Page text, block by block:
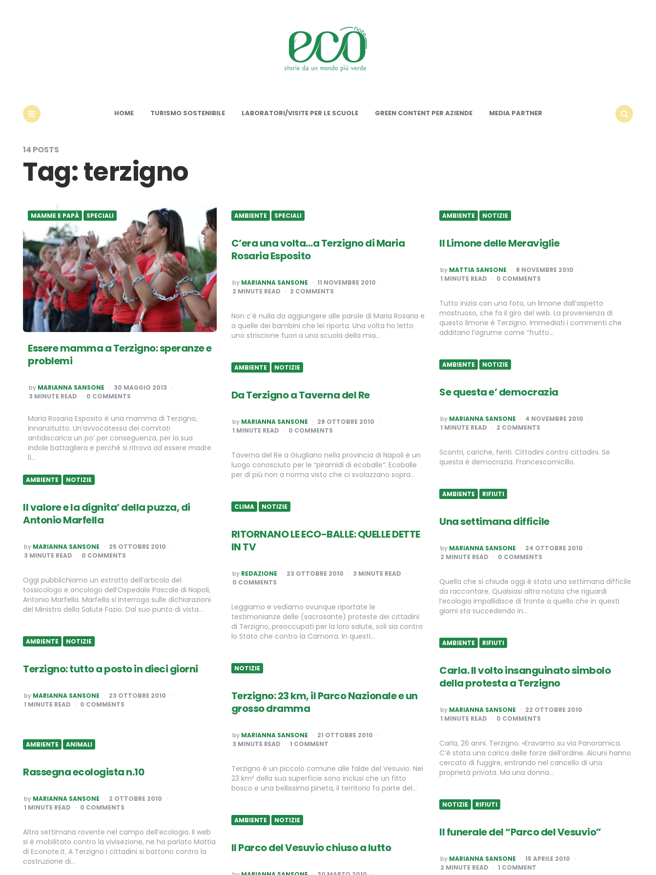
HOME TURISMO SOSTENIBILE LABORATORI/VISITE PER LE SCUOLE GREEN CONTENT PER AZIENDE
MEDIA PARTNER
14 POSTS
Tag:terzigno
MAMME E PAPÀ SPECIALI
Essere mamma a Terzigno: speranze e
problemi
POSTED
BY
by MARIANNA SANSONE
30 MAGGIO 2013
3 MINUTE READ 0 COMMENTS
Maria Rosaria Esposito è una mamma di Terzigno,
innanzitutto. Un’avvocatessa dei comitati
antidiscarica un po’ per conseguenza, per la sua
indole battagliera e perché si ritrova ad essere madre
lì…
AMBIENTE SPECIALI
C’era una volta…a Terzigno di Maria
Rosaria Esposito
POSTED
BY
by MARIANNA SANSONE
11 NOVEMBRE 2010
2 MINUTE READ 2 COMMENTS
Non c’è nulla da aggiungere alle parole di Maria Rosaria e
a quelle dei bambini che lei riporta. Una volta ho letto
uno striscione fuori a una scuola della mia…
AMBIENTE NOTIZIE
Il Limone delle Meraviglie
POSTED
BY
by MATTIA SANSONE
8 NOVEMBRE 2010
1 MINUTE READ 0 COMMENTS
Tutto inizia con una foto, un limone dall’aspetto
mostruoso, che fa il giro del web. La provenienza di
questo limone è Terzigno. Immediati i commenti che
additano l’agrume come “frutto…
AMBIENTE NOTIZIE
Se questa e’ democrazia
POSTED
BY
by MARIANNA SANSONE
4 NOVEMBRE 2010
1 MINUTE READ 2 COMMENTS
Scontri, cariche, feriti. Cittadini contro cittadini. Se
questa è democrazia. Francescomicillo.
AMBIENTE NOTIZIE
Da Terzigno a Taverna del Re
POSTED
BY
by MARIANNA SANSONE
28 OTTOBRE 2010
1 MINUTE READ 0 COMMENTS
Taverna del Re a Giugliano nella provincia di Napoli è un
luogo conosciuto per le “piramidi di ecoballe“. Ecoballe
per di più non a norma visto che ci svolazzano sopra…
AMBIENTE NOTIZIE
Il valore e la dignita’ della puzza, di
Antonio Marfella
POSTED
BY
by MARIANNA SANSONE
25 OTTOBRE 2010
3 MINUTE READ 0 COMMENTS
Oggi pubblichiamo un estratto dell’articolo del
tossicologo e oncologo dell’Ospedale Pascale di Napoli,
Antonio Marfella. Marfella si interroga sulle dichiarazioni
del Ministro della Salute Fazio. Dal suo punto di vista…
AMBIENTE RIFIUTI
Una settimana difficile
POSTED
BY
by MARIANNA SANSONE
24 OTTOBRE 2010
2 MINUTE READ 0 COMMENTS
Quella che si chiude oggi è stata una settimana difficile
da raccontare. Qualsiasi altra notizia che riguardi
l’ecologia impallidisce di fronte a quello che in questi
giorni sta succedendo in…
CLIMA NOTIZIE
RITORNANO LE ECO-BALLE: QUELLE DETTE
IN TV
POSTED
BY
by REDAZIONE 23 OTTOBRE 2010 3 MINUTE READ
0 COMMENTS
Leggiamo e vediamo ovunque riportate le
testimonianze delle (sacrosante) proteste dei cittadini
di Terzigno, preoccupati per la loro salute, soli sia contro
lo Stato che contro la Camorra. In questi…
AMBIENTE NOTIZIE
Terzigno: tutto a posto in dieci giorni
POSTED
BY
by MARIANNA SANSONE
23 OTTOBRE 2010
1 MINUTE READ 0 COMMENTS
AMBIENTE RIFIUTI
Carla. Il volto insanguinato simbolo
della protesta a Terzigno
POSTED
BY
by MARIANNA SANSONE
22 OTTOBRE 2010
1 MINUTE READ 0 COMMENTS
Carla, 26 anni. Terzigno. «Eravamo su via Panoramica.
C’è stata una carica delle forze dell’ordine. Alcuni hanno
cercato di fuggire, entrando nel cancello di una
proprietà privata. Ma una donna…
NOTIZIE
Terzigno: 23 km, il Parco Nazionale e un
grosso dramma
POSTED
BY
by MARIANNA SANSONE
21 OTTOBRE 2010
3 MINUTE READ 1 COMMENT
Terzigno è un piccolo comune alle falde del Vesuvio. Nei
23 km² della sua superficie sono inclusi che un fitto
bosco e una bellissima pineta, il territorio fa parte del…
AMBIENTE ANIMALI
Rassegna ecologista n.10
POSTED
BY
by MARIANNA SANSONE
2 OTTOBRE 2010
1 MINUTE READ 0 COMMENTS
Altra settimana rovente nel campo dell’ecologia. Il web
si è mobilitato contro la vivisezione, ne ha parlato Mattia
di Econote.it. A Terzigno i cittadini si battono contro la
costruzione di…
NOTIZIE RIFIUTI
Il funerale del “Parco del Vesuvio”
POSTED
BY
by MARIANNA SANSONE
15 APRILE 2010
2 MINUTE READ 1 COMMENT
AMBIENTE NOTIZIE
Il Parco del Vesuvio chiuso a lutto
POSTED